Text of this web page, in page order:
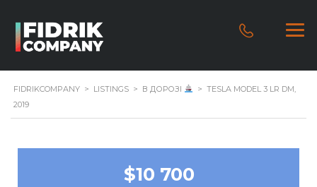
FIDRIKCOMPANY > LISTINGS > В ДОРОЗІ > TESLA MODEL 3 LR DM,
2019
$10 700